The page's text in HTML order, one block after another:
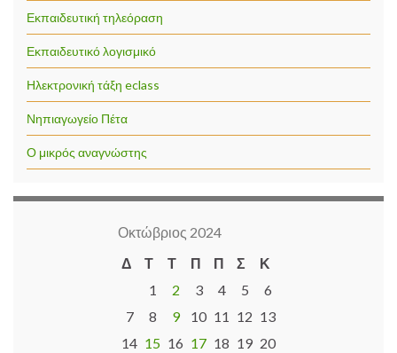
Εκπαιδευτική τηλεόραση
Εκπαιδευτικό λογισμικό
Ηλεκτρονική τάξη eclass
Νηπιαγωγείο Πέτα
Ο μικρός αναγνώστης
Οκτώβριος 2024
Δ
Τ Τ Π Π Σ
Κ
1
2 3 4 5
6
7
8 9 10 11 12 13
14 15 16 17 18 19 20